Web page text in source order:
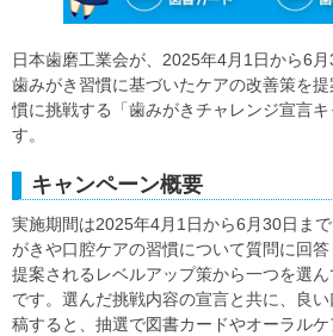
日本歯磨工業会が、2025年4月1日から6
歯みがき習慣に基づいたケアの改善策を
慣に挑戦する「歯みがきチャレンジ宣言
す。
キャンペーン概要
実施期間は2025年4月1日から6月30日ま
がきや口腔ケアの習慣について質問に回
提案されるレベルアップ策から一つを選
です。選んだ挑戦内容の宣言と共に、良
稿すると、抽選で図書カードやオーラル